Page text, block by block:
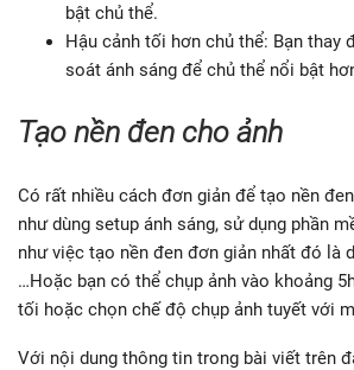
bật chủ thể.
Hậu cảnh tối hơn chủ thể: Bạn thay
soát ánh sáng để chủ thể nổi bật
Tạo nền đen cho ảnh
Có rất nhiều cách đơn giản để tạo nền
như dùng setup ánh sáng, sử dụng phần
như việc tạo nền đen đơn giản nhất đó là
…Hoặc bạn có thể chụp ảnh vào khoảng
tối hoặc chọn chế độ chụp ảnh tuyết với
Với nội dung thông tin trong bài viết trên